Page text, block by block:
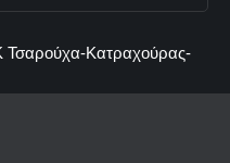
Κατραχούρας-